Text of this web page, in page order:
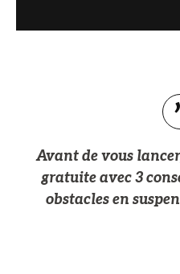
Avant de vous
gratuite avec 3
obstacles en